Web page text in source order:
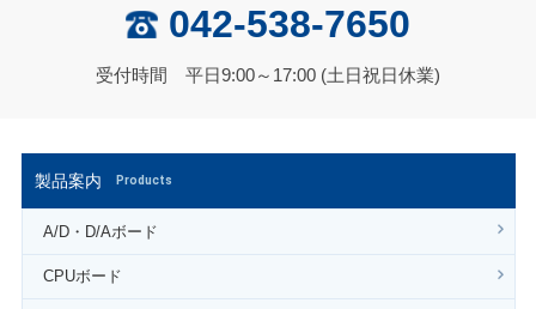
製品案内 Products
A/D・D/Aボード
CPUボード
042-538-7650
受付時間 平日9:00～17:00 (土日祝日休業)